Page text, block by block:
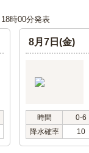
時00分発表
8月7日(金)
時間 0-6
降水確率
10